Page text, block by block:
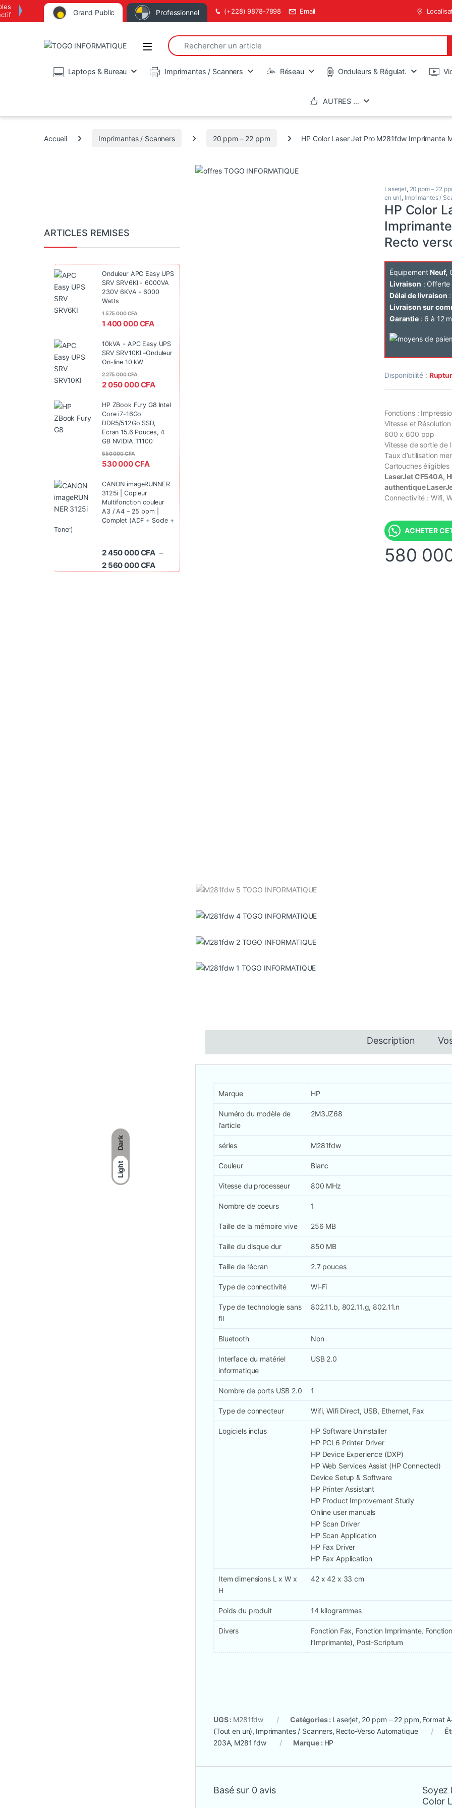
Dark
Light
Grand Public Professionnel (+228) 9878-7898 Email
Open
Search for:
Laptops & Bureau Imprimantes / Scanners Réseau Onduleurs & Régulat.
AUTRES …
Accueil Imprimantes / Scanners 20 ppm – 22 ppm HP Color Laser Jet Pro M281fdw Imprimante
Laserjet, 20 ppm – 22
en un), Imprimantes /
HP Color
Recto
Équipement Neuf,
Livraison :
Délai de livraison
Livraison sur
Garantie: 6 à 12
Disponibilité :
Fonctions :
Vitesse et
600 x 600 ppp
Vitesse de sortie de
Taux d’utilisation
Cartouches
LaserJet CF540A,
authentique
Connectivité : Wifi,
ACHETER
580
Description
Marque HP
Numéro du modèle de
l’article
2M3JZ68
séries M281fdw
Couleur Blanc
Vitesse du processeur 800 MHz
Nombre de coeurs 1
Taille de la mémoire vive 256 MB
Taille du disque dur 850 MB
Taille de l’écran 2.7 pouces
Type de connectivité Wi-Fi
Type de technologie sans
fil
802.11.b, 802.11.g, 802.11.n
Bluetooth Non
Interface du matériel
informatique
USB 2.0
Nombre de ports USB 2.0 1
Type de connecteur Wifi, Wifi Direct, USB, Ethernet, Fax
Logiciels inclus
HP Software Uninstaller
HP PCL6 Printer Driver
HP Device Experience (DXP)
HP Web Services Assist (HP Connected)
Device Setup & Software
HP Printer Assistant
HP Product Improvement Study
Online user manuals
HP Scan Driver
HP Scan Application
HP Fax Driver
HP Fax Application
Item dimensions L x W x
H
42 x 42 x 33 cm
Poids du produit 14 kilogrammes
Divers
Fonction Fax, Fonction Imprimante,
l’Imprimante), Post-Scriptum
UGS : M281fdw Catégories : Laserjet, 20 ppm – 22 ppm, Format
(Tout en un), Imprimantes / Scanners, Recto-Verso Automatique
203A, M281 fdw Marque : HP
Basé sur 0 avis
Soyez
Color
ARTICLES REMISES
Onduleur APC Easy UPS
SRV SRV6KI - 6000VA
230V 6KVA - 6000
Watts
1 400 000CFA
1 575 000CFA
10kVA - APC Easy UPS
SRV SRV10KI –Onduleur
On-line 10 kW
2 050 000CFA
2 275 000CFA
HP ZBook Fury G8 Intel
Core i7-16Go
DDR5/512Go SSD,
Ecran 15.6 Pouces, 4
GB NVIDIA T1100
530 000CFA
550 000CFA
CANON imageRUNNER
3125i | Copieur
Multifonction couleur
A3 / A4 – 25 ppm |
Complet (ADF + Socle +
Toner)
2 450 000CFA –
2 560 000CFA Plage de prix : 2 450 000 CFA à 2 560 000 CFA